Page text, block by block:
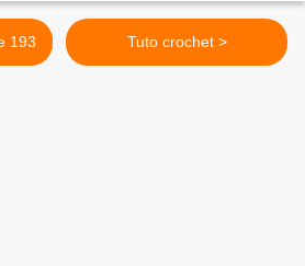
193 Tuto crochet >